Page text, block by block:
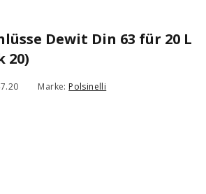
Dewit Din 63 für 20 L
20)
Marke: Polsinelli